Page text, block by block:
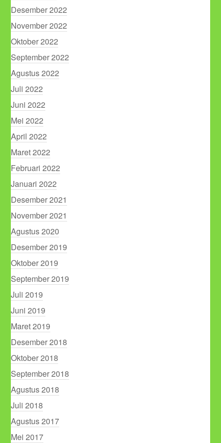
Desember 2022
November 2022
Oktober 2022
September 2022
Agustus 2022
Juli 2022
Juni 2022
Mei 2022
April 2022
Maret 2022
Februari 2022
Januari 2022
Desember 2021
November 2021
Agustus 2020
Desember 2019
Oktober 2019
September 2019
Juli 2019
Juni 2019
Maret 2019
Desember 2018
Oktober 2018
September 2018
Agustus 2018
Juli 2018
Agustus 2017
Mei 2017